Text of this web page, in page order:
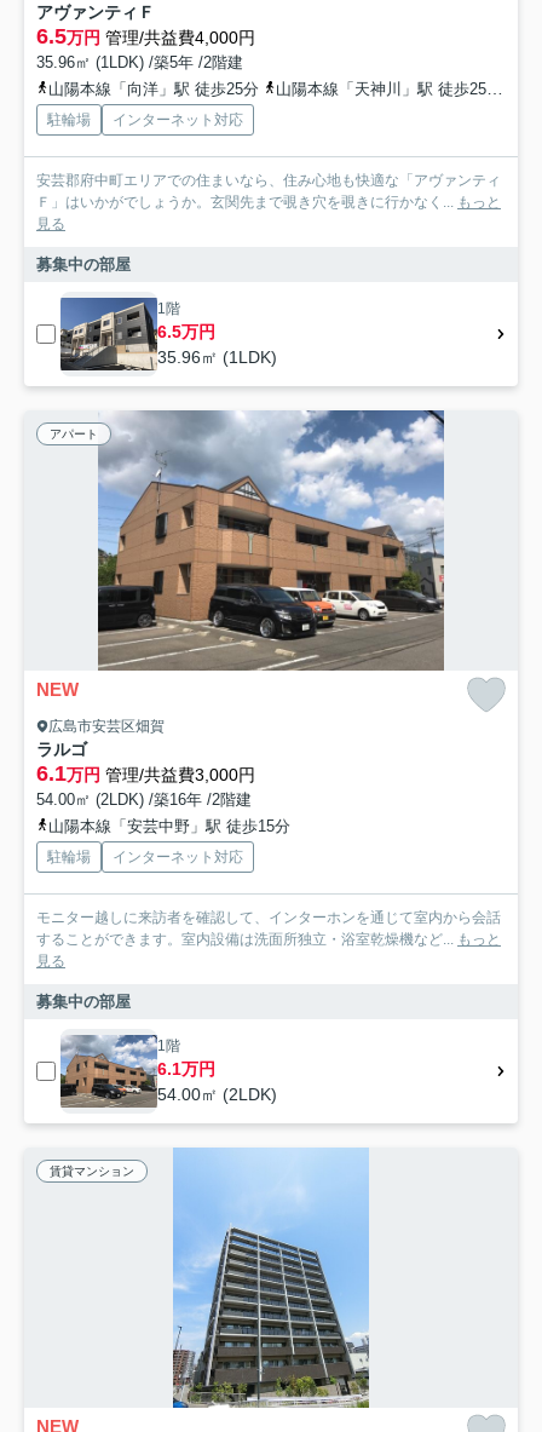
アヴァンティＦ
6.5万円 管理/共益費4,000円
35.96㎡ (1LDK) /築5年 /2階建
山陽本線「向洋」駅 徒歩25分
山陽本線「天神川」駅 徒歩25分
駐輪場 インターネット対応
安芸郡府中町エリアでの住まいなら、住み心地も快適な「アヴァンティ
Ｆ」はいかがでしょうか。玄関先まで覗き穴を覗きに行かなく... もっと
見る
募集中の部屋
1階
6.5万円
35.96㎡ (1LDK)
アパート
NEW
広島市安芸区畑賀
ラルゴ
6.1万円 管理/共益費3,000円
54.00㎡ (2LDK) /築16年 /2階建
山陽本線「安芸中野」駅 徒歩15分
駐輪場 インターネット対応
モニター越しに来訪者を確認して、インターホンを通じて室内から会話
することができます。室内設備は洗面所独立・浴室乾燥機など... もっと
見る
募集中の部屋
1階
6.1万円
54.00㎡ (2LDK)
賃貸マンション
NEW